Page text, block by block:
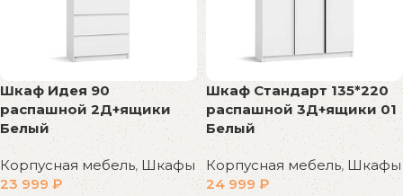
Шкаф Идея 90
распашной 2Д+ящики
Белый
Корпусная мебель, Шкафы
23 999 ₽
Шкаф Стандарт 135*220
распашной 3Д+ящики 01
Белый
Корпусная мебель, Шкафы
24 999₽